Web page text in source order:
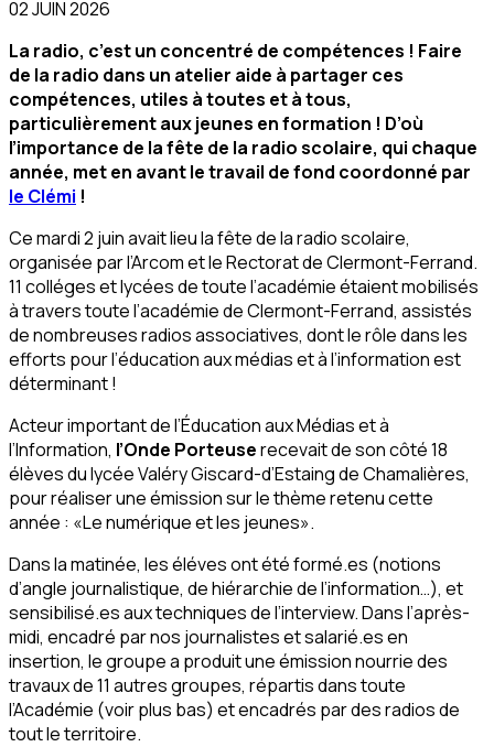
02 JUIN 2026
La radio, c’est un concentré de compétences ! Faire
de la radio dans un atelier aide à partager ces
compétences, utiles à toutes et à tous,
particulièrement aux jeunes en formation ! D’où
l’importance de la fête de la radio scolaire, qui chaque
année, met en avant le travail de fond coordonné par
le Clémi !
Ce mardi 2 juin avait lieu la fête de la radio scolaire,
organisée par l’Arcom et le Rectorat de Clermont-Ferrand.
11 colléges et lycées de toute l’académie étaient mobilisés
à travers toute l’académie de Clermont-Ferrand, assistés
de nombreuses radios associatives, dont le rôle dans les
efforts pour l’éducation aux médias et à l’information est
déterminant !
Acteur important de l’Éducation aux Médias et à
l’Information, l’Onde Porteuserecevait de son côté 18
élèves du lycée Valéry Giscard-d’Estaing de Chamalières,
pour réaliser une émission sur le thème retenu cette
année : «Le numérique et les jeunes».
Dans la matinée, les éléves ont été formé.es (notions
d’angle journalistique, de hiérarchie de l’information…), et
sensibilisé.es aux techniques de l’interview. Dans l’après-
midi, encadré par nos journalistes et salarié.es en
insertion, le groupe a produit une émission nourrie des
travaux de 11 autres groupes, répartis dans toute
l’Académie (voir plus bas) et encadrés par des radios de
tout le territoire.